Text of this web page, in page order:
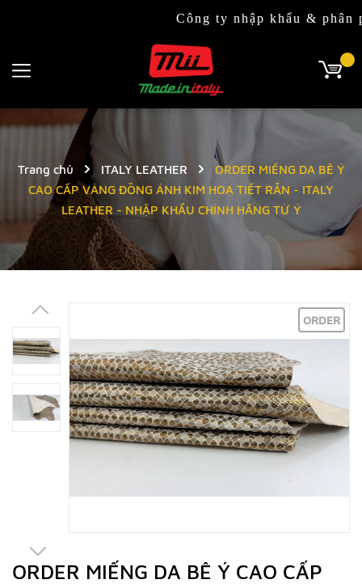
Công ty nhập khẩu & phân phối
Trang chủ ITALY LEATHER
ORDER MIẾNG DA BÊ Ý
CAO CẤP VÀNG ĐỒNG ÁNH KIM HOẠ TIẾT RẮN - ITALY
LEATHER - NHẬP KHẨU CHÍNH HÃNG TỪ Ý
ORDER
ORDER MIẾNG DA BÊ Ý CAO CẤP